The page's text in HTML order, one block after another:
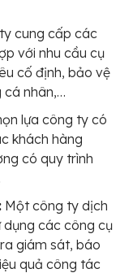
cung cấp các
với nhu cầu cụ
cố định, bảo vệ
cá nhân,…
lựa công ty có
khách hàng
có quy trình
Một công ty dịch
dụng các công cụ
giám sát, báo
quả công tác